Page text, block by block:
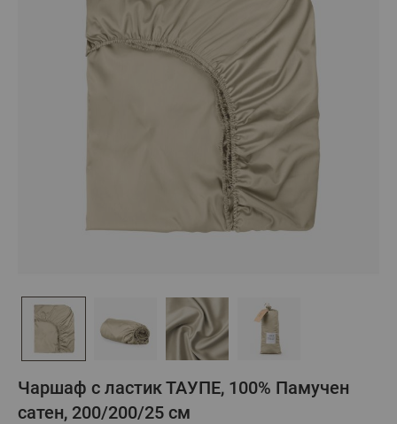
Чаршаф с ластик ТАУПЕ, 100% Памучен
сатен, 200/200/25 см